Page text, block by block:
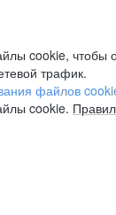
cookie, чтобы
трафик.
файлов
cookie.